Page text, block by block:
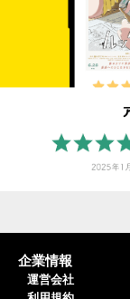
企業情報
運営会社